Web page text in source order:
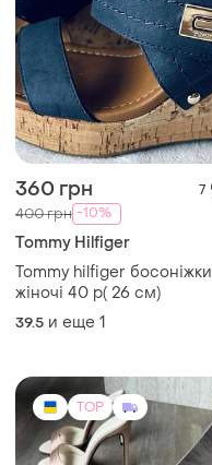
360 грн 7
400 грн -10%
Tommy Hilfiger
Tommy hilfiger босоніжки
жіночі 40 р( 26 см)
39.5 и еще 1
TOP